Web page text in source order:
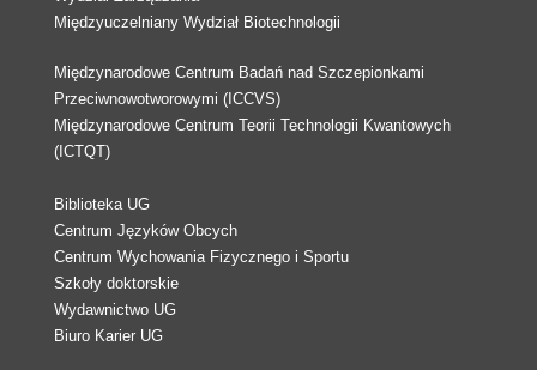
Międzyuczelniany Wydział Biotechnologii
Międzynarodowe Centrum Badań nad Szczepionkami
Przeciwnowotworowymi (ICCVS)
Międzynarodowe Centrum Teorii Technologii Kwantowych
(ICTQT)
Biblioteka UG
Centrum Języków Obcych
Centrum Wychowania Fizycznego i Sportu
Szkoły doktorskie
Wydawnictwo UG
Biuro Karier UG